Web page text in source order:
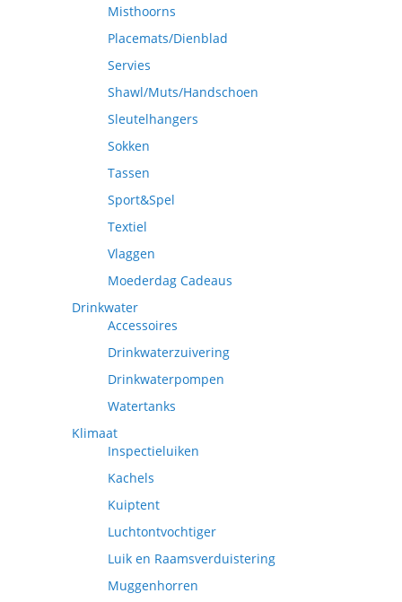
Misthoorns
Placemats/Dienblad
Servies
Shawl/Muts/Handschoen
Sleutelhangers
Sokken
Tassen
Sport&Spel
Textiel
Vlaggen
Moederdag Cadeaus
Drinkwater
Accessoires
Drinkwaterzuivering
Drinkwaterpompen
Watertanks
Klimaat
Inspectieluiken
Kachels
Kuiptent
Luchtontvochtiger
Luik en Raamsverduistering
Muggenhorren